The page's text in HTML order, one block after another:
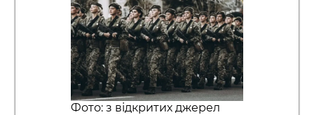
Фото: з відкритих джерел